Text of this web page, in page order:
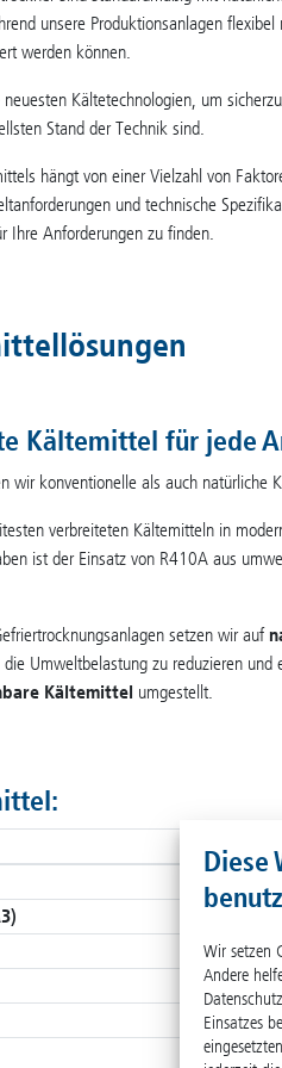
unsere Produktionsanlagen
werden können.
Kältetechnologien, um
Stand der Technik sind.
hängt von einer Vielzahl von
und technische
Ihre Anforderungen zu finden.
Kältemittel für jede
wir konventionelle als auch natürliche
verbreiteten Kältemitteln in
ist der Einsatz von R410A aus
setzen wir auf
Umweltbelastung zu reduzieren
Kältemittel umgestellt.
Diese
Wir setzen
Andere
Einsatzes